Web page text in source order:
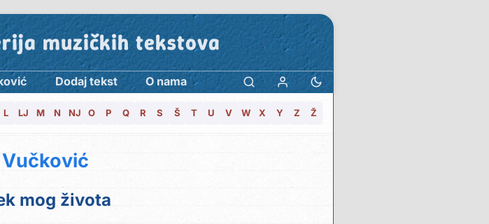
muzičkih tekstova
Dodaj tekst O nama
L LJ M N NJ O P Q R S Š T U V W X Y Z Ž
Vučković
mog života